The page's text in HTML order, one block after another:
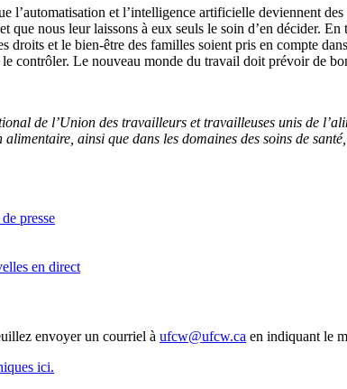
l’automatisation et l’intelligence artificielle deviennent
que nous leur laissons à eux seuls le soin d’en décider.
droits et le bien-être des familles soient pris en compte
contrôler. Le nouveau monde du travail doit prévoir de
de l’Union des travailleurs et travailleuses unis de
ainsi que dans les domaines des soins de
presse
en direct
envoyer un courriel à ufcw@ufcw.ca en indiquant le
ici.